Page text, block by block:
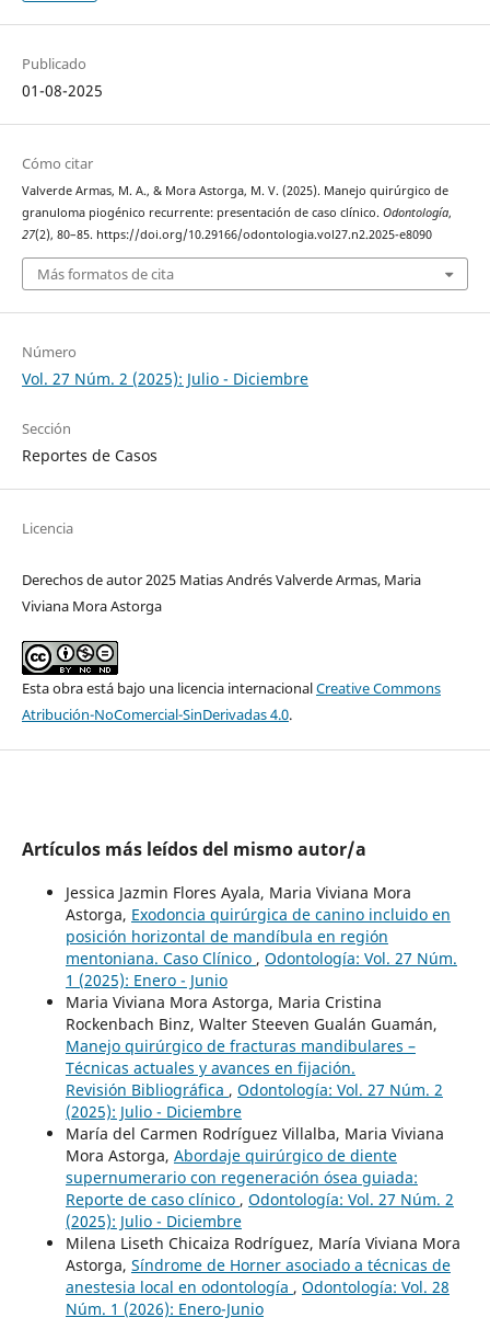
Publicado
01-08-2025
Cómo citar
Valverde Armas, M. A., & Mora Astorga, M. V. (2025). Manejo quirúrgico de
granuloma piogénico recurrente: presentación de caso clínico. Odontología,
27(2), 80–85. https://doi.org/10.29166/odontologia.vol27.n2.2025-e8090
Más formatos de cita
Número
Vol. 27 Núm. 2 (2025): Julio - Diciembre
Sección
Reportes de Casos
Licencia
Derechos de autor 2025 Matias Andrés Valverde Armas, Maria
Viviana Mora Astorga
Esta obra está bajo una licencia internacionalCreative Commons
Atribución-NoComercial-SinDerivadas 4.0.
Artículos más leídos del mismo autor/a
Jessica Jazmin Flores Ayala, Maria Viviana Mora
Astorga, Exodoncia quirúrgica de canino incluido en
posición horizontal de mandíbula en región
mentoniana. Caso Clínico , Odontología: Vol. 27 Núm.
1 (2025): Enero - Junio
Maria Viviana Mora Astorga, Maria Cristina
Rockenbach Binz, Walter Steeven Gualán Guamán,
Manejo quirúrgico de fracturas mandibulares –
Técnicas actuales y avances en fijación.
Revisión Bibliográfica , Odontología: Vol. 27 Núm. 2
(2025): Julio - Diciembre
María del Carmen Rodríguez Villalba, Maria Viviana
Mora Astorga, Abordaje quirúrgico de diente
supernumerario con regeneración ósea guiada:
Reporte de caso clínico , Odontología: Vol. 27 Núm. 2
(2025): Julio - Diciembre
Milena Liseth Chicaiza Rodríguez, María Viviana Mora
Astorga, Síndrome de Horner asociado a técnicas de
anestesia local en odontología , Odontología: Vol. 28
Núm. 1 (2026): Enero-Junio